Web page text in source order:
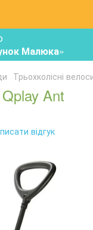
Малюка»
Трьохколісні
Ant
відгук